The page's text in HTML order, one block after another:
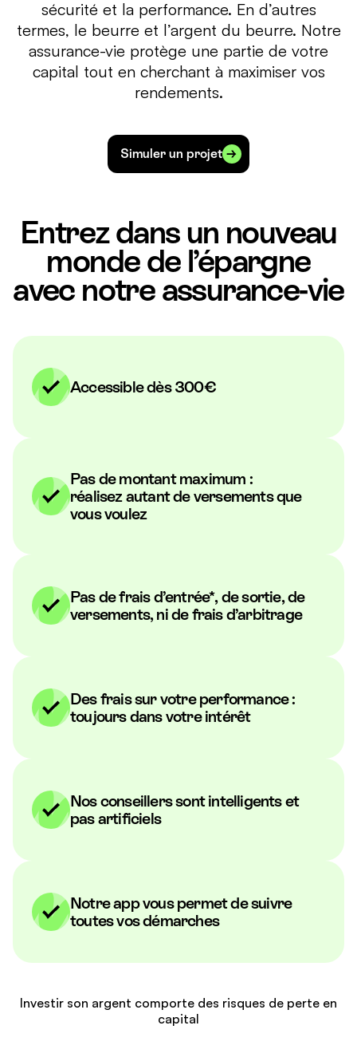
sécurité et la performance. En d’autres
termes, le beurre et l’argent du beurre. Notre
assurance-vie protège une partie de votre
capital tout en cherchant à maximiser vos
rendements.
Simuler un projet
Entrez dans un nouveau
monde de l’épargne
avec notre assurance-vie
Accessible dès 300€
Pas de montant maximum :
réalisez autant de versements que
vous voulez
Pas de frais d’entrée*, de sortie, de
versements, ni de frais d’arbitrage
Des frais sur votre performance :
toujours dans votre intérêt
Nos conseillers sont intelligents et
pas artificiels
Notre app vous permet de suivre
toutes vos démarches
Investir son argent comporte des risques de perte en
capital